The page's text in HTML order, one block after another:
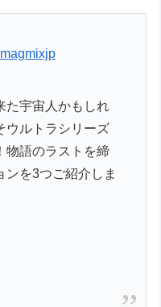
た宇宙人かもしれ
ルトラシリーズ
物語のラストを締
を3つご紹介しま